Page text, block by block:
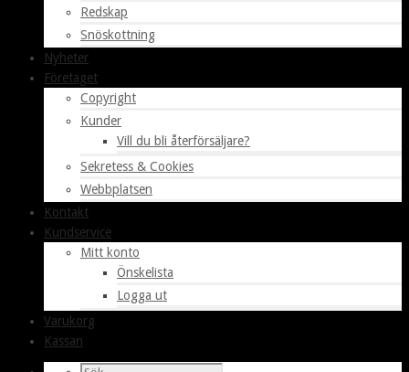
Redskap
Snöskottning
Nyheter
Företaget
Copyright
Kunder
Vill du bli återförsäljare?
Sekretess & Cookies
Webbplatsen
Kontakt
Kundservice
Mitt konto
Önskelista
Logga ut
Varukorg
Kassan